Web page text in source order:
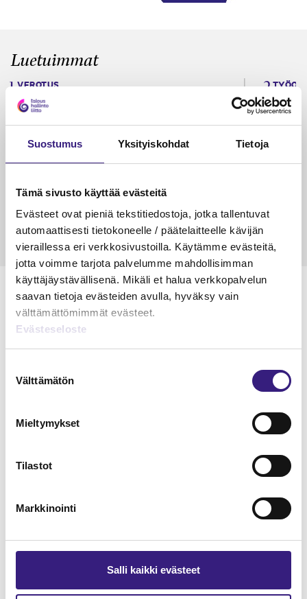
Suostumus Yksityiskohdat Tietoja
Tämä sivusto käyttää evästeitä
Evästeet ovat pieniä tekstitiedostoja, jotka tallentuvat
automaattisesti tietokoneelle / päätelaitteelle kävijän
vieraillessa eri verkkosivustoilla. Käytämme evästeitä,
jotta voimme tarjota palvelumme mahdollisimman
käyttäjäystävällisenä. Mikäli et halua verkkopalvelun
saavan tietoja evästeiden avulla, hyväksy vain
välttämättömimmät evästeet.
Evästeseloste
valinta
Välttämätön
Mieltymykset
Tilastot
Markkinointi
Salli kaikki evästeet
Luetuimmat
VEROTUS
Kulu­veloitukset arvon­lisä­
verotuksessa – omien kulujen
veloitus, kulujen edelleen­
veloitus ja läpi­laskutus
15.5.2023 10 min
TILAA TÄSTÄ